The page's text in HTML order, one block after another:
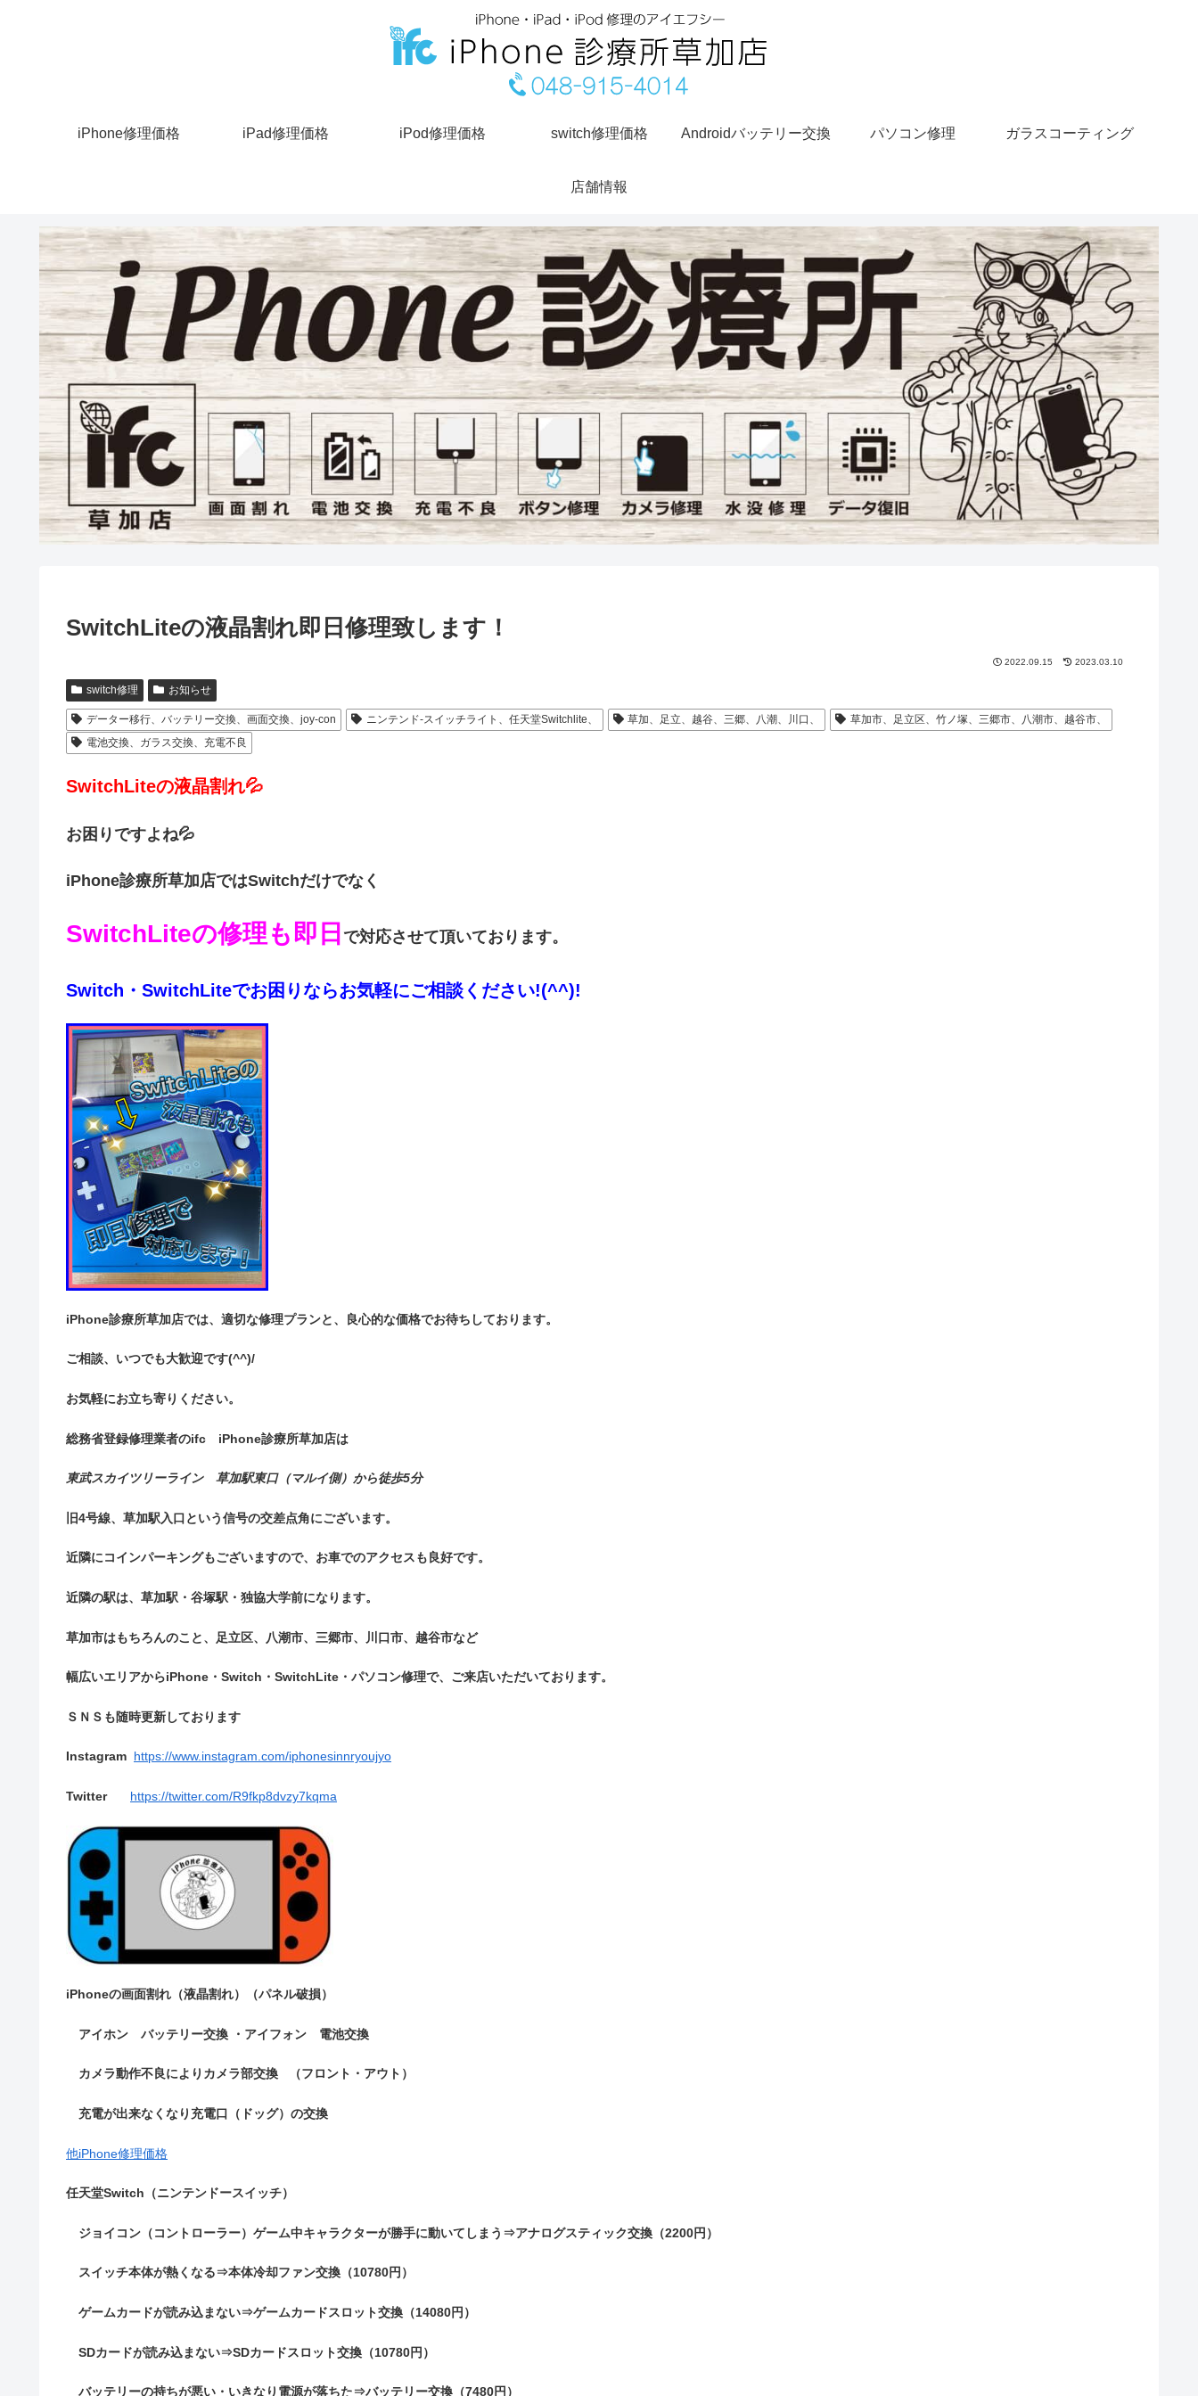
iPhone修理価格 iPad修理価格 iPod修理価格 switch修理価格 Androidバッテリー交換 パソコン修理 ガラスコーティング
店舗情報
SwitchLiteの液晶割れ即日修理致します！
2022.09.15 2023.03.10
switch修理 お知らせ
データー移行、バッテリー交換、画面交換、joy-con ニンテンド-スイッチライト、任天堂Switchlite、 草加、足立、越谷、三郷、八潮、川口、
草加市、足立区、竹ノ塚、三郷市、八潮市、越谷市、
電池交換、ガラス交換、充電不良
SwitchLiteの液晶割れ💦
お困りですよね💦
iPhone診療所草加店ではSwitchだけでなく
SwitchLiteの修理も即日 で対応させて頂いております。
Switch・SwitchLiteでお困りならお気軽にご相談ください!(^^)!
iPhone診療所草加店では、適切な修理プランと、良心的な価格でお待ちしております。
ご相談、いつでも大歓迎です(^^)/
お気軽にお立ち寄りください。
総務省登録修理業者のifc iPhone診療所草加店は
東武スカイツリーライン 草加駅東口（マルイ側）から徒歩5分
旧4号線、草加駅入口という信号の交差点角にございます。
近隣にコインパーキングもございますので、お車でのアクセスも良好です。
近隣の駅は、草加駅・谷塚駅・独協大学前になります。
草加市はもちろんのこと、足立区、八潮市、三郷市、川口市、越谷市など
幅広いエリアからiPhone・Switch・SwitchLite・パソコン修理で、ご来店いただいております。
ＳＮＳも随時更新しております
Instagram https://www.instagram.com/iphonesinnryoujyo
Twitter https://twitter.com/R9fkp8dvzy7kqma
iPhoneの画面割れ（液晶割れ）（パネル破損）
アイホン バッテリー交換 ・アイフォン 電池交換
カメラ動作不良によりカメラ部交換 （フロント・アウト）
充電が出来なくなり充電口（ドッグ）の交換
他iPhone修理価格
任天堂Switch（ニンテンドースイッチ）
ジョイコン（コントローラー）ゲーム中キャラクターが勝手に動いてしまう⇒アナログスティック交換（2200円）
スイッチ本体が熱くなる⇒本体冷却ファン交換（10780円）
ゲームカードが読み込まない⇒ゲームカードスロット交換（14080円）
SDカードが読み込まない⇒SDカードスロット交換（10780円）
バッテリーの持ちが悪い・いきなり電源が落ちた⇒バッテリー交換（7480円）